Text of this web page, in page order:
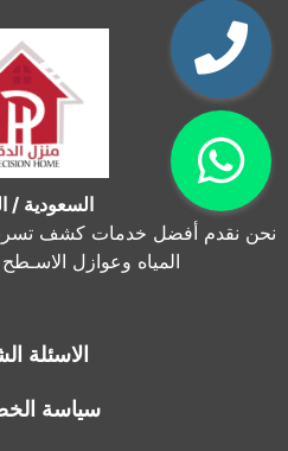
السعودية /
نحن نقدم أفضل خدمات كشف
المياه وعوازل
الاسئلة
سياسة